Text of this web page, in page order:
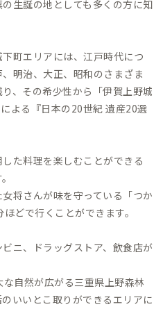
生誕の地としても多くの方に知
町エリアには、江戸時代につ
明治、大正、昭和のさまざま
、その希少性から「伊賀上野城
よる『日本の20世紀 遺産20選
た料理を楽しむことができる
将さんが味を守っている「つか
どで行くことができます。
ニ、ドラッグストア、飲食店が
自然が広がる三重県上野森林
いいとこ取りができるエリアに